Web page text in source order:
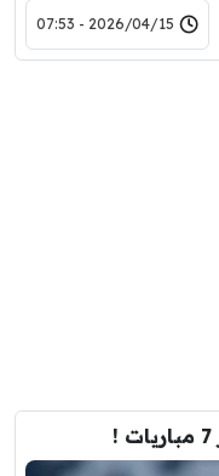
2026/04/15 - 07:53